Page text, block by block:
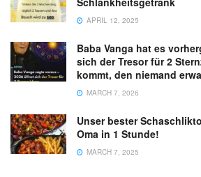
APRIL 12, 2025
Baba Vanga hat es
sich der Tresor für 2
kommt, den niemand
MARCH 7, 2026
Unser bester
Oma in 1 Stunde!
MARCH 7, 2025